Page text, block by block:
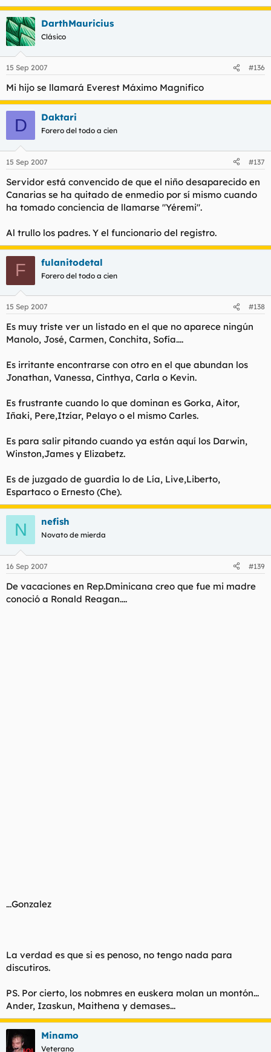
DarthMauricius
Clásico
15 Sep 2007 #136
Mi hijo se llamará Everest Máximo Magnifico
D Daktari
Forero del todo a cien
15 Sep 2007 #137
Servidor está convencido de que el niño desaparecido en
Canarias se ha quitado de enmedio por sí mismo cuando
ha tomado conciencia de llamarse "Yéremi".
Al trullo los padres. Y el funcionario del registro.
F fulanitodetal
Forero del todo a cien
15 Sep 2007 #138
Es muy triste ver un listado en el que no aparece ningún
Manolo, José, Carmen, Conchita, Sofía....
Es irritante encontrarse con otro en el que abundan los
Jonathan, Vanessa, Cinthya, Carla o Kevin.
Es frustrante cuando lo que dominan es Gorka, Aitor,
Iñaki, Pere,Itzíar, Pelayo o el mismo Carles.
Es para salir pitando cuando ya están aquí los Darwin,
Winston,James y Elizabetz.
Es de juzgado de guardia lo de Lía, Live,Liberto,
Espartaco o Ernesto (Che).
N nefish
Novato de mierda
16 Sep 2007 #139
De vacaciones en Rep.Dminicana creo que fue mi madre
conoció a Ronald Reagan....
...Gonzalez
La verdad es que si es penoso, no tengo nada para
discutiros.
PS. Por cierto, los nobmres en euskera molan un montón...
Ander, Izaskun, Maithena y demases...
Minamo
Veterano